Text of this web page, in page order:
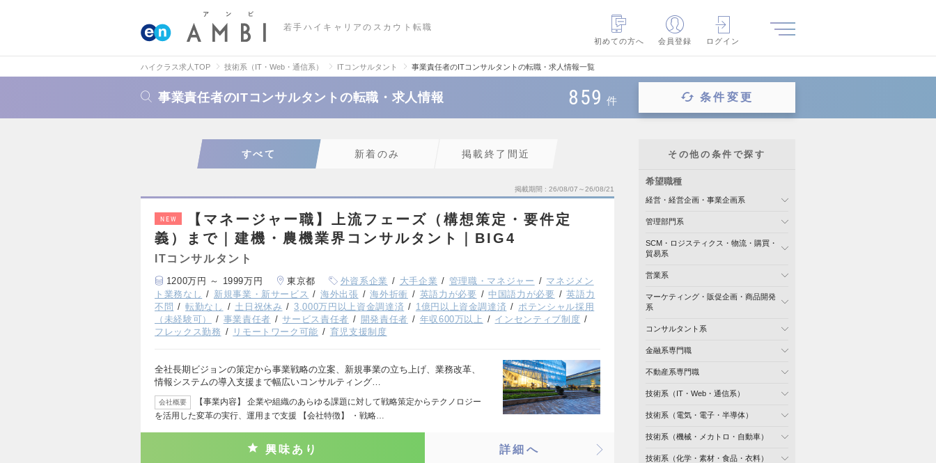
若手ハイキャリアのスカウト転職
初めての方へ
会員登録 ログイン
ハイクラス求人TOP 技術系（IT・Web・通信系） ITコンサルタント 事業責任者のITコンサルタントの転職・求人情報一覧
事業責任者のITコンサルタントの転職・求人情報 859 件 条件変更
すべて 新着のみ 掲載終了間近
掲載期間 26/08/07～26/08/21
NEW
【マネージャー職】上流フェーズ（構想策定・要件定
義）まで｜建機・農機業界コンサルタント｜BIG4
ITコンサルタント
1200万円 ～ 1999万円 東京都 外資系企業 大手企業 管理職・マネジャー
マネジメン
ト業務なし
新規事業・新サービス 海外出張 海外折衝 英語力が必要 中国語力が必要
英語力
不問
転勤なし 土日祝休み 3,000万円以上資金調達済 1億円以上資金調達済
ポテンシャル採用
（未経験可）
事業責任者 サービス責任者 開発責任者 年収600万以上
インセンティブ制度
フレックス勤務
リモートワーク可能 育児支援制度
全社長期ビジョンの策定から事業戦略の立案、新規事業の立ち上げ、業務改革、
情報システムの導入支援まで幅広いコンサルティング…
会社概要
【事業内容】 企業や組織のあらゆる課題に対して戦略策定からテクノロジー
を活用した変革の実行、運用まで支援 【会社特徴】 ・戦略…
興味あり 詳細へ
その他の条件で探す
希望職種
経営・経営企画・事業企画系
管理部門系
SCM・ロジスティクス・物流・購買・
貿易系
営業系
マーケティング・販促企画・商品開発
系
コンサルタント系
金融系専門職
不動産系専門職
技術系（IT・Web・通信系）
技術系（電気・電子・半導体）
技術系（機械・メカトロ・自動車）
技術系（化学・素材・食品・衣料）